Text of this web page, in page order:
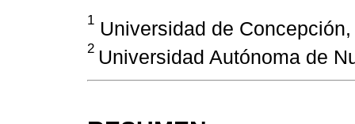
1 Universidad de
2 Universidad Autónoma de